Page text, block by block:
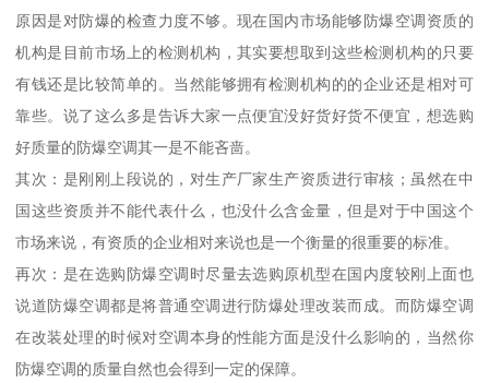
原因是对防爆的检查力度不够。现在国内市场能够防爆空调资质的
机构是目前市场上的检测机构，其实要想取到这些检测机构的只要
有钱还是比较简单的。当然能够拥有检测机构的的企业还是相对可
靠些。说了这么多是告诉大家一点便宜没好货好货不便宜，想选购
好质量的防爆空调其一是不能吝啬。
其次：是刚刚上段说的，对生产厂家生产资质进行审核；虽然在中
国这些资质并不能代表什么，也没什么含金量，但是对于中国这个
市场来说，有资质的企业相对来说也是一个衡量的很重要的标准。
再次：是在选购防爆空调时尽量去选购原机型在国内度较刚上面也
说道防爆空调都是将普通空调进行防爆处理改装而成。而防爆空调
在改装处理的时候对空调本身的性能方面是没什么影响的，当然你
防爆空调的质量自然也会得到一定的保障。